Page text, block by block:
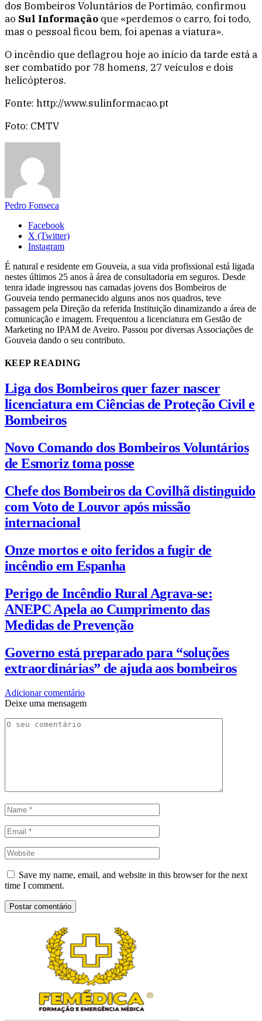
dos Bombeiros Voluntários de Portimão, confirmou
ao Sul Informação que «perdemos o carro, foi todo,
mas o pessoal ficou bem, foi apenas a viatura».
O incêndio que deflagrou hoje ao início da tarde está a
ser combatido por 78 homens, 27 veículos e dois
helicópteros.
Fonte: http://www.sulinformacao.pt
Foto: CMTV
Pedro Fonseca
Facebook
X (Twitter)
Instagram
É natural e residente em Gouveia, a sua vida profissional está ligada
nestes últimos 25 anos à área de consultadoria em seguros. Desde
tenra idade ingressou nas camadas jovens dos Bombeiros de
Gouveia tendo permanecido alguns anos nos quadros, teve
passagem pela Direção da referida Instituição dinamizando a área de
comunicação e imagem. Frequentou a licenciatura em Gestão de
Marketing no IPAM de Aveiro. Passou por diversas Associações de
Gouveia dando o seu contributo.
KEEP READING
Liga dos Bombeiros quer fazer nascer
licenciatura em Ciências de Proteção Civil e
Bombeiros
Novo Comando dos Bombeiros Voluntários
de Esmoriz toma posse
Chefe dos Bombeiros da Covilhã distinguido
com Voto de Louvor após missão
internacional
Onze mortos e oito feridos a fugir de
incêndio em Espanha
Perigo de Incêndio Rural Agrava-se:
ANEPC Apela ao Cumprimento das
Medidas de Prevenção
Governo está preparado para “soluções
extraordinárias” de ajuda aos bombeiros
Adicionar comentário
Deixe uma mensagem
Save my name, email, and website in this browser for the next
time I comment.